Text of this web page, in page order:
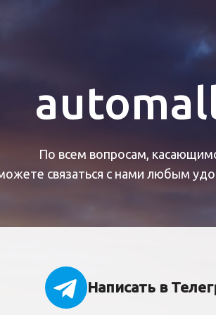
По всем вопросам,
связаться с нами любым
Написать в